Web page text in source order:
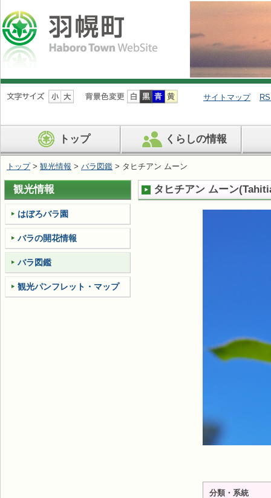
ナ
ビ
ン
を
ば
す
サイトマップ
トップ くらしの情報
トップ> 観光情報 > バラ図鑑 > タヒチアン ムーン
タヒチアン ムーン(
分類・系統
観光情報
はぼろバラ園
バラの開花情報
バラ図鑑
観光パンフレット・マップ